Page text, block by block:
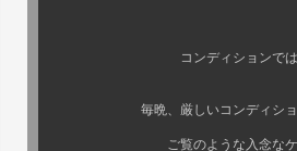
コンディションでは 特に
毎晩、厳しいコンディションチ
ご覧のような入念なケアが